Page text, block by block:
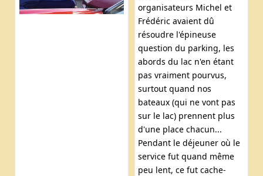
organisateurs Michel et
Frédéric avaient dû
résoudre l'épineuse
question du parking, les
abords du lac n'en étant
pas vraiment pourvus,
surtout quand nos
bateaux (qui ne vont pas
sur le lac) prennent plus
d'une place chacun...
Pendant le déjeuner où le
service fut quand même
peu lent, ce fut cache-